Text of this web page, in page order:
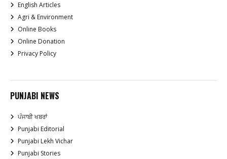
English Articles
Agri & Environment
Online Books
Online Donation
Privacy Policy
PUNJABI NEWS
ਪੰਜਾਬੀ ਖਬਰਾਂ
Punjabi Editorial
Punjabi Lekh Vichar
Punjabi Stories